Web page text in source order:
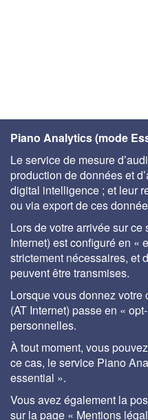
Piano Analytics (mode
Le service de mesure
production de données et
digital intelligence ; et leur
ou via export de ces
Lors de votre arrivée sur
Internet) est configuré en «
strictement nécessaires, et
peuvent être transmises.
Lorsque vous donnez
(AT Internet) passe en «
personnelles.
À tout moment, vous
ce cas, le service Piano
essential ».
Vous avez également la
sur la page « Mentions